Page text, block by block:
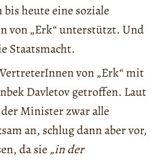
heute eine soziale
von „Erk“ unterstützt. Und
Staatsmacht.
von „Erk“ mit
Davletov getroffen. Laut
Minister zwar alle
an, schlug dann aber vor,
da sie „in der